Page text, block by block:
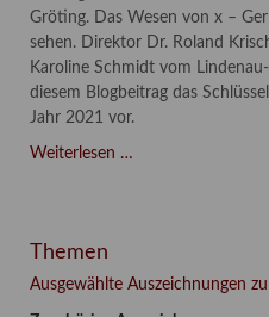
Gröting. Das Wesen von x –
sehen. Direktor Dr. Roland
Karoline Schmidt vom
diesem Blogbeitrag das
Jahr 2021 vor.
Weiterlesen …
(2021)
Themen
Ausgewählte Auszeichnungen